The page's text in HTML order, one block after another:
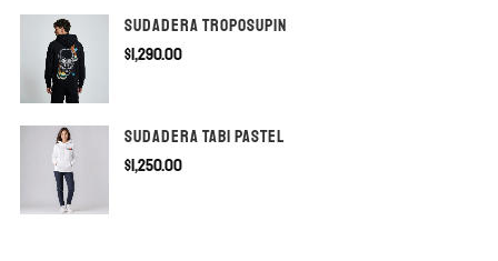
SUDADERA TROPOSUPIN
$1,290.00
SUDADERA TABI PASTEL
$1,250.00